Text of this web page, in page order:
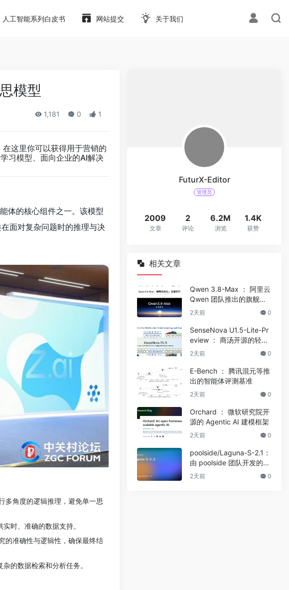
人工智能系列白皮书 网站提交 关于我们
模型
1,181 0 1
这里你可以获得用于营销的
习模型、面向企业的AI解决
体的核心组件之一。该模型
面对复杂问题时的推理与决
多角度的逻辑推理，避免单一思
时、准确的数据支持。
的准确性与逻辑性，确保最终结
的数据检索和分析任务。
FuturX-Editor
管理员
2009
文章
2
评论
6.2M
浏览
1.4K
获赞
相关文章
Qwen 3.8-Max ： 阿里云
Qwen 团队推出的旗舰大
模型
2天前 0
SenseNova U1.5-Lite-Pr
eview ： 商汤开源的轻量
多模态模型
2天前 0
E-Bench ： 腾讯混元等推
出的智能体评测基准
2天前 0
Orchard ： 微软研究院开
源的 Agentic AI 建模框架
2天前 0
poolside/Laguna-S-2.1：
由 poolside 团队开发的先
进文本生成模型
2天前 0